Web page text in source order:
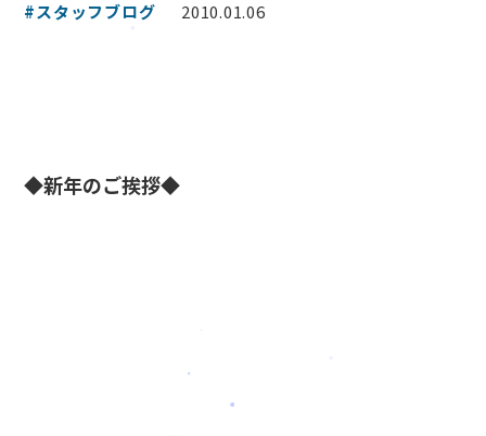
#スタッフブログ 2010.01.06
◆新年のご挨拶◆